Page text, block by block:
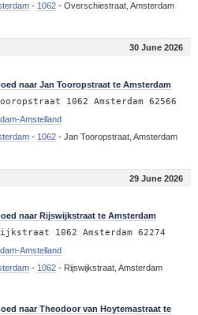
- 1062- Overschiestraat, Amsterdam
30 June 2026
naar Jan Tooropstraat te Amsterdam
1062 Amsterdam 62566
Amstelland
- 1062- Jan Tooropstraat, Amsterdam
29 June 2026
naar Rijswijkstraat te Amsterdam
1062 Amsterdam 62274
Amstelland
- 1062- Rijswijkstraat, Amsterdam
naar Theodoor van Hoytemastraat te